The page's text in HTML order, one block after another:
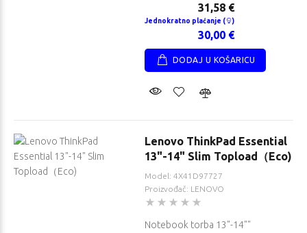
31,58 €
Jednokratno plaćanje ( )
30,00 €
DODAJ U KOŠARICU
Lenovo ThinkPad Essential
13"-14" Slim Topload（Eco)
Model: 4X41D97727
Proizvođač: LENOVO
Notebook torba 13"-14""